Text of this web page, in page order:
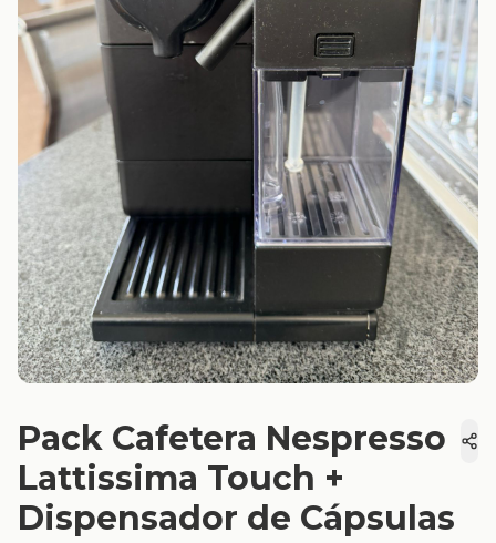
Pack Cafetera Nespresso
Lattissima Touch +
Dispensador de Cápsulas